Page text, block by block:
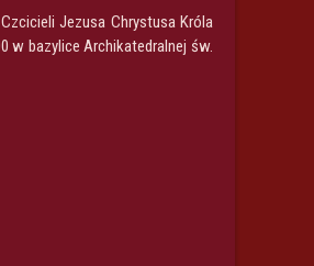
Jezusa Chrystusa Króla
w bazylice Archikatedralnej św.